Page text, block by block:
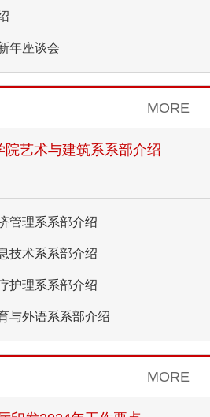
年座谈会
MORE
院艺术与建筑系系部介绍
管理系系部介绍
技术系系部介绍
护理系系部介绍
与外语系系部介绍
MORE